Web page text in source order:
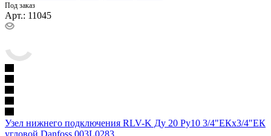
Под заказ
Арт.: 11045
Узел нижнего подключения RLV-K Ду 20 Ру10 3/4"ЕКx3/4"ЕК
угловой Danfoss 003L0283